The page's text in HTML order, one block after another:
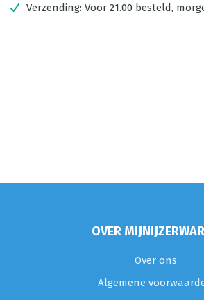
Verzending: Voor 21.00 besteld,
OVER
Over ons
Algemene